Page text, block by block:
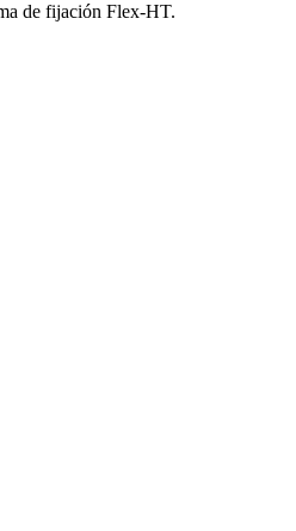
de fijación Flex-HT.